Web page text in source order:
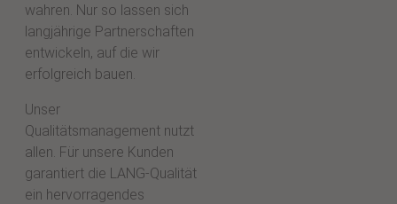
wahren. Nur so lassen sich
langjährige Partnerschaften
entwickeln, auf die wir
erfolgreich bauen.
Unser
Qualitätsmanagement nutzt
allen. Für unsere Kunden
garantiert die LANG-Qualität
ein hervorragendes